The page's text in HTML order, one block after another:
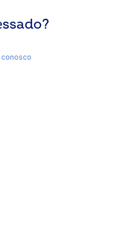
conosco